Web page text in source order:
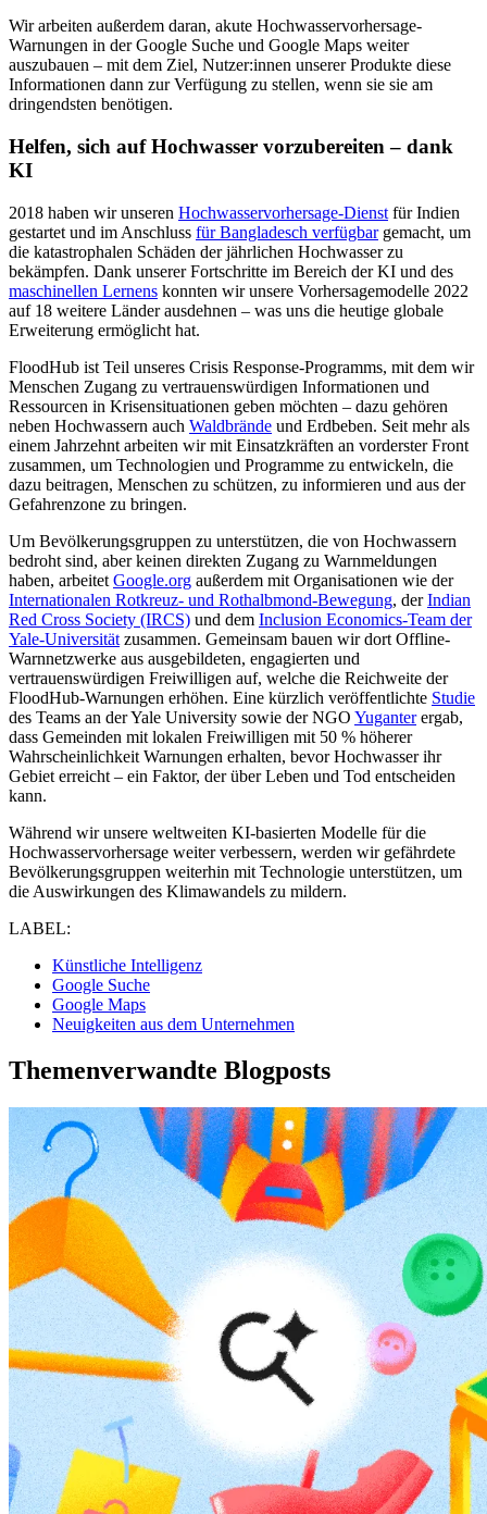
Wir arbeiten außerdem daran, akute Hochwasservorhersage-
Warnungen in der Google Suche und Google Maps weiter
auszubauen – mit dem Ziel, Nutzer:innen unserer Produkte diese
Informationen dann zur Verfügung zu stellen, wenn sie sie am
dringendsten benötigen.
Helfen, sich auf Hochwasser vorzubereiten – dank
KI
2018 haben wir unseren Hochwasservorhersage-Dienst für Indien
gestartet und im Anschluss für Bangladesch verfügbargemacht, um
die katastrophalen Schäden der jährlichen Hochwasser zu
bekämpfen. Dank unserer Fortschritte im Bereich der KI und des
maschinellen Lernens konnten wir unsere Vorhersagemodelle 2022
auf 18 weitere Länder ausdehnen – was uns die heutige globale
Erweiterung ermöglicht hat.
FloodHub ist Teil unseres Crisis Response-Programms, mit dem wir
Menschen Zugang zu vertrauenswürdigen Informationen und
Ressourcen in Krisensituationen geben möchten – dazu gehören
neben Hochwassern auch Waldbrände und Erdbeben. Seit mehr als
einem Jahrzehnt arbeiten wir mit Einsatzkräften an vorderster Front
zusammen, um Technologien und Programme zu entwickeln, die
dazu beitragen, Menschen zu schützen, zu informieren und aus der
Gefahrenzone zu bringen.
Um Bevölkerungsgruppen zu unterstützen, die von Hochwassern
bedroht sind, aber keinen direkten Zugang zu Warnmeldungen
haben, arbeitet Google.org außerdem mit Organisationen wie der
Internationalen Rotkreuz- und Rothalbmond-Bewegung, derIndian
Red Cross Society (IRCS) und dem Inclusion Economics-Team der
Yale-Universität zusammen. Gemeinsam bauen wir dort Offline-
Warnnetzwerke aus ausgebildeten, engagierten und
vertrauenswürdigen Freiwilligen auf, welche die Reichweite der
FloodHub-Warnungen erhöhen. Eine kürzlich veröffentlichte Studie
des Teams an der Yale University sowie der NGO Yuganterergab,
dass Gemeinden mit lokalen Freiwilligen mit 50 % höherer
Wahrscheinlichkeit Warnungen erhalten, bevor Hochwasser ihr
Gebiet erreicht – ein Faktor, der über Leben und Tod entscheiden
kann.
Während wir unsere weltweiten KI-basierten Modelle für die
Hochwasservorhersage weiter verbessern, werden wir gefährdete
Bevölkerungsgruppen weiterhin mit Technologie unterstützen, um
die Auswirkungen des Klimawandels zu mildern.
LABEL:
Künstliche Intelligenz
Google Suche
Google Maps
Neuigkeiten aus dem Unternehmen
Themenverwandte Blogposts